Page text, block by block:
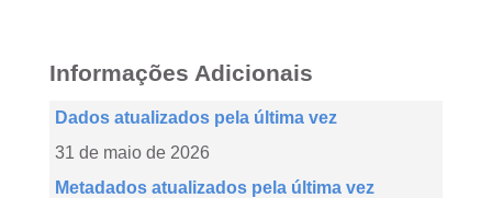
Informações Adicionais
Dados atualizados pela última vez
31 de maio de 2026
Metadados atualizados pela última vez